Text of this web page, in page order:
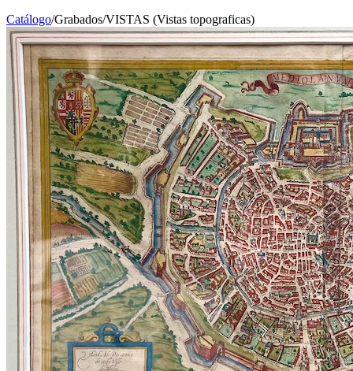
Catálogo/Grabados/VISTAS (Vistas topograficas)